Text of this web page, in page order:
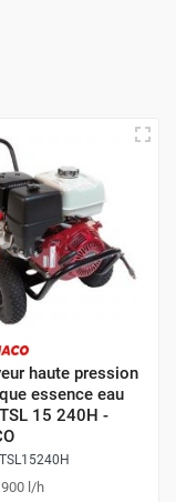
haute pression
essence eau
15 240H -
l/h